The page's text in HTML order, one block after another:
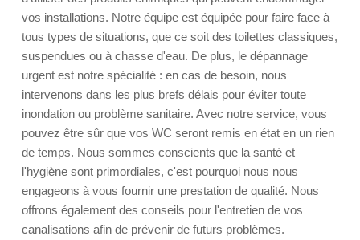
vos installations. Notre équipe est équipée pour faire face à
tous types de situations, que ce soit des toilettes classiques,
suspendues ou à chasse d'eau. De plus, le dépannage
urgent est notre spécialité : en cas de besoin, nous
intervenons dans les plus brefs délais pour éviter toute
inondation ou problème sanitaire. Avec notre service, vous
pouvez être sûr que vos WC seront remis en état en un rien
de temps. Nous sommes conscients que la santé et
l'hygiène sont primordiales, c'est pourquoi nous nous
engageons à vous fournir une prestation de qualité. Nous
offrons également des conseils pour l'entretien de vos
canalisations afin de prévenir de futurs problèmes.